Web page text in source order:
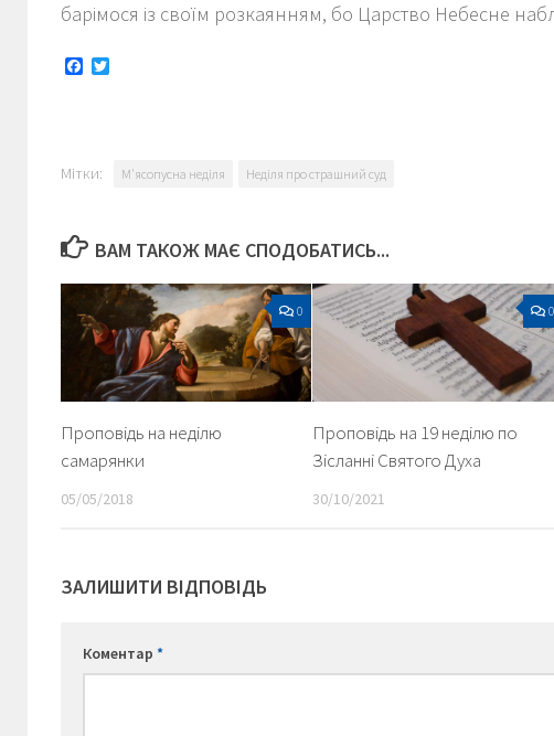
барімося із своїм розкаянням, бо Царство Небесне
Facebook
Мітки: М'ясопусна неділя Неділя про страшний суд
ВАМ ТАКОЖ МАЄ СПОДОБАТИСЬ...
0
Проповідь на неділю
самарянки
05/05/2018
0
Проповідь на 19 неділю по
Зісланні Святого Духа
30/10/2021
ЗАЛИШИТИ ВІДПОВІДЬ
Коментар *